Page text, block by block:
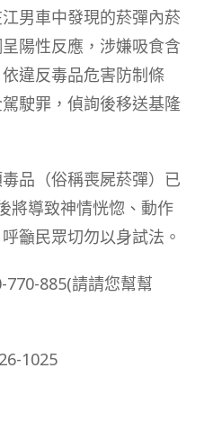
男車中發現的菸彈內菸
陽性反應，涉嫌吸食含
違反毒品危害防制條
駛罪，偵詢後移送基隆
品（俗稱喪屍菸彈）已
將導致神情恍惚、動作
籲民眾切勿以身試法。
885(請請您幫幫
1025